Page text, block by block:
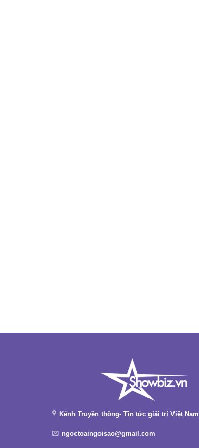
Kênh Truyền thông- Tin tức giải trí Việt Nam
ngoctoaingoisao@gmail.com